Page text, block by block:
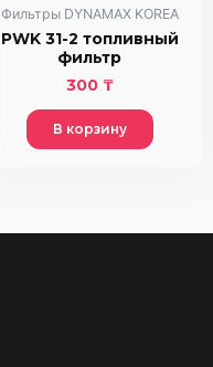
Фильтры DYNAMAX KOREA
PWK 31-2 топливный
фильтр
300 ₸
В корзину